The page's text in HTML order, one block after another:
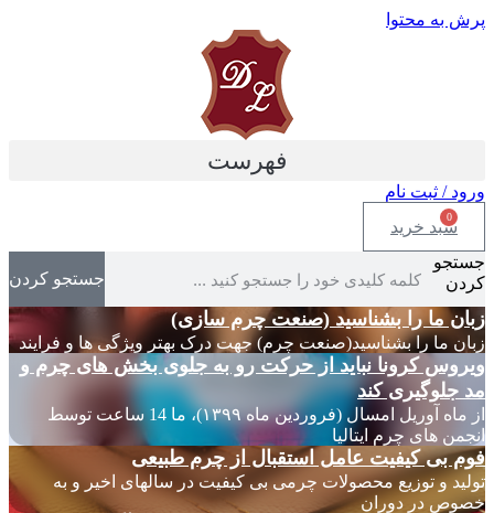
پرش به محتوا
فهرست
ورود / ثبت نام
0
سبد خرید
جستجو
کردن
جستجو کردن
زبان ما را بشناسید (صنعت چرم سازی)
زبان ما را بشناسید(صنعت چرم) جهت درک بهتر ویژگی ها و فرایند
ویروس کرونا نباید از حرکت رو به جلوی بخش های چرم و
مد جلوگیری کند
از ماه آوریل امسال (فروردین ماه ۱۳۹۹)، ما 14 ساعت توسط
انجمن های چرم ایتالیا
فوم بی کیفیت عامل استقبال از چرم طبیعی
تولید و توزیع محصولات چرمی بی کیفیت در سالهای اخیر و به
خصوص در دوران